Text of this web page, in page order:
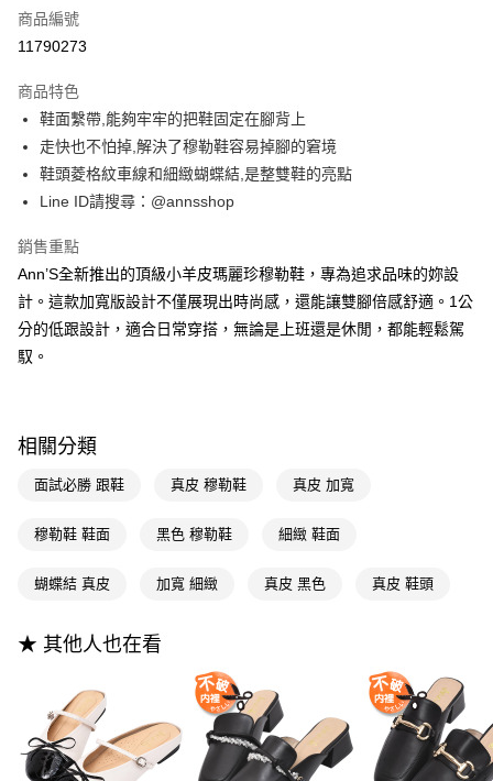
台新國際商業銀行
台灣樂天信用卡公司
悠遊付
Google Pay
全支付
大哥付你分期
相關說明
【大哥付你分期使用說明】
1.本服務由台灣大哥大提供，台灣大哥大用戶可立即使用無須另外申請。
流程，驗證手機門號後，選擇欲分期的期數、繳款截止日，確認付款後即完
成交易。
4.訂單成立30分鐘內，如未前往確認交易或遇審核未通過，訂單將自動取
消。如遇「轉專審核」未通過狀況，表示未達大哥付你分期系統評分，恕無
法說明評估內容。
【繳款方式說明】
帳／街口支付／iPASS MONEY」等通路繳費。
【注意事項】
用戶於交易時，得透過本服務購買商品或服務，並由商店將買賣／分期付款
資料（包含姓名、電話或地址）提供予台灣大哥大進項蒐集、處理及利用，
AFTEE先享後付
【關於「AFTEE先享後付」】
AFTEE先享後付是「在收到商品之後才付款」的支付方式。 讓您購物簡單
便利好安心！
１．簡單：不需註冊會員、不需綁卡、不需儲值。
２．便利：只要手機號碼，簡訊認證，即可結帳。
３．安心：先確認商品／服務後，再付款。
結帳頁面，進行簡訊認證並確認金額後，即可完成結帳。
２．訂單成立數日內，您將收到繳費通知簡訊。
３．收到繳費通知簡訊後14天內，點擊此簡訊中的連結，可透過四大超商／
ATM／網路銀行／等多元方式進行付款，方視為交易完成。
購買商品的店家。未經商家同意取消之訂單仍視為有效，需透過AFTEE先享
※ 交易是否成功請以「AFTEE先享後付 」之結帳頁面顯示為準，若有關於
是否繳費成功／繳費後需取消欲退款等相關疑問，請聯繫「AFTEE先享後付
【注意事項】
１．透過由恩沛科技股份有限公司提供之「AFTEE先享後付」服務完成之交
易，需依本服務之必要範圍內提供個人資料，並將交易相關給付款項請求債
權轉讓予恩沛科技股份有限公司。
２．關於個人資料處理事宜，請瀏覽以下網址：
https://aftee.tw/terms/#terms3
３．未成年的使用者請事先徵得法定代理人或監護人之同意方可使用
ATM付款
運送方式
全家付款取貨
付款後全家取貨
每筆NT$100，滿NT$999(含以上)免運費
付款後萊爾富取貨
7-11付款取貨
每筆NT$100，滿NT$999(含以上)免運費
付款後7-11取貨
每筆NT$100，滿NT$999(含以上)免運費
商品編號
11790273
商品特色
鞋面繫帶,能夠牢牢的把鞋固定在腳背上
走快也不怕掉,解決了穆勒鞋容易掉腳的窘境
鞋頭菱格紋車線和細緻蝴蝶結,是整雙鞋的亮點
Line ID請搜尋：@annsshop
銷售重點
Ann’S全新推出的頂級小羊皮瑪麗珍穆勒鞋，專為追求品味的妳設
計。這款加寬版設計不僅展現出時尚感，還能讓雙腳倍感舒適。1公
分的低跟設計，適合日常穿搭，無論是上班還是休閒，都能輕鬆駕
馭。
相關分類
面試必勝 跟鞋 真皮 穆勒鞋 真皮 加寬
穆勒鞋 鞋面 黑色 穆勒鞋 細緻 鞋面
蝴蝶結 真皮 加寬 細緻 真皮 黑色 真皮 鞋頭
★ 其他人也在看